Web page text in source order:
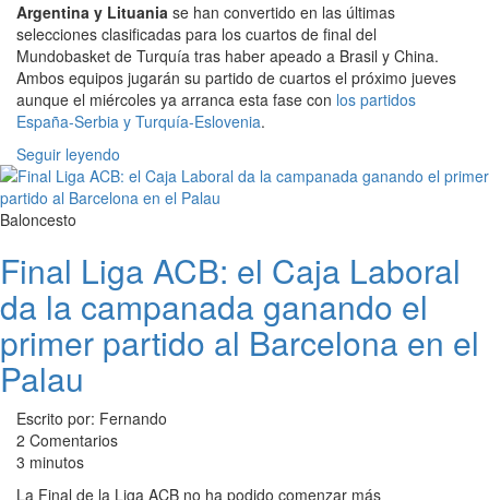
Argentina y Lituania se han convertido en las últimas
selecciones clasificadas para los cuartos de final del
Mundobasket de Turquía tras haber apeado a Brasil y China.
Ambos equipos jugarán su partido de cuartos el próximo jueves
aunque el miércoles ya arranca esta fase con los partidos
España-Serbia y Turquía-Eslovenia.
Seguir leyendo
Baloncesto
Final Liga ACB: el Caja Laboral
da la campanada ganando el
primer partido al Barcelona en el
Palau
Escrito por: Fernando
2 Comentarios
3 minutos
La Final de la Liga ACB no ha podido comenzar más